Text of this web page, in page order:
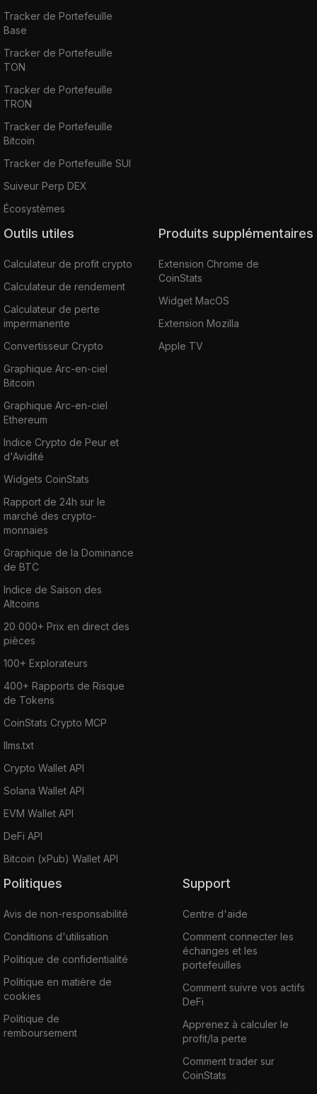
Tracker de Portefeuille
Base
Tracker de Portefeuille
TON
Tracker de Portefeuille
TRON
Tracker de Portefeuille
Bitcoin
Tracker de Portefeuille SUI
Suiveur Perp DEX
Écosystèmes
Outils utiles
Calculateur de profit crypto
Calculateur de rendement
Calculateur de perte
impermanente
Convertisseur Crypto
Graphique Arc-en-ciel
Bitcoin
Graphique Arc-en-ciel
Ethereum
Indice Crypto de Peur et
d'Avidité
Widgets CoinStats
Rapport de 24h sur le
marché des crypto-
monnaies
Graphique de la Dominance
de BTC
Indice de Saison des
Altcoins
20 000+ Prix en direct des
pièces
100+ Explorateurs
400+ Rapports de Risque
de Tokens
CoinStats Crypto MCP
llms.txt
Crypto Wallet API
Solana Wallet API
EVM Wallet API
DeFi API
Bitcoin (xPub) Wallet API
Produits supplémentaires
Extension Chrome de
CoinStats
Widget MacOS
Extension Mozilla
Apple TV
Politiques
Avis de non-responsabilité
Conditions d'utilisation
Politique de confidentialité
Politique en matière de
cookies
Politique de
remboursement
Support
Centre d'aide
Comment connecter les
échanges et les
portefeuilles
Comment suivre vos actifs
DeFi
Apprenez à calculer le
profit/la perte
Comment trader sur
CoinStats